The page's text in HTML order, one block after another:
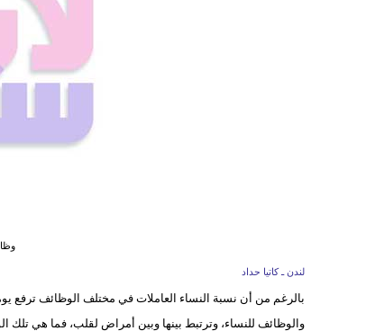
لندن ـ كاتيا حداد
بالرغم من أن نسبة النساء العاملات في مختلف الوظائف ترفع
والوظائف للنساء، وترتبط بينها وبين أمراض لقلب، فما هي